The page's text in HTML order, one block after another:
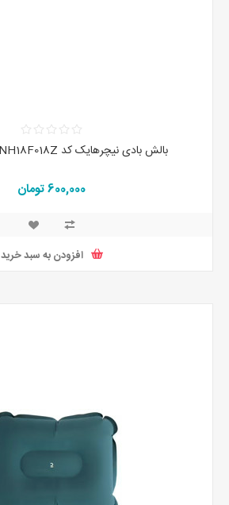
بالش بادی نیچرهایک کد NH18F018Z رنگ سرمه ای
600,000 تومان
افزودن به سبد خرید